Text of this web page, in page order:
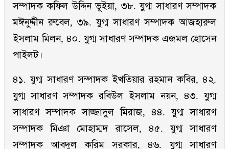
সম্পাদক কফিল উদ্দিন ভূইয়া, ৩৮. যুগ্ম সাধারণ সম্পাদক
মঈনুদ্দীন রুবেল, ৩৯. যুগ্ম সাধারণ সম্পাদক আজহারুল
ইসলাম মিলন, ৪০. যুগ্ম সাধারণ সম্পাদক এজমল হোসেন
পাইলট।
৪১. যুগ্ম সাধারণ সম্পাদক ইখতিয়ার রহমান কবির, ৪২.
যুগ্ম সাধারণ সম্পাদক রবিউল ইসলাম নয়ন, ৪৩. যুগ্ম
সাধারণ সম্পাদক সাজ্জাদুল মিরাজ, ৪৪. যুগ্ম সাধারণ
সম্পাদক মিঞা মোহাম্মদ রাসেল, ৪৫. যুগ্ম সাধারণ
সম্পাদক আবদুল করিম সরকার, ৪৬. যুগ্ম সাধারণ